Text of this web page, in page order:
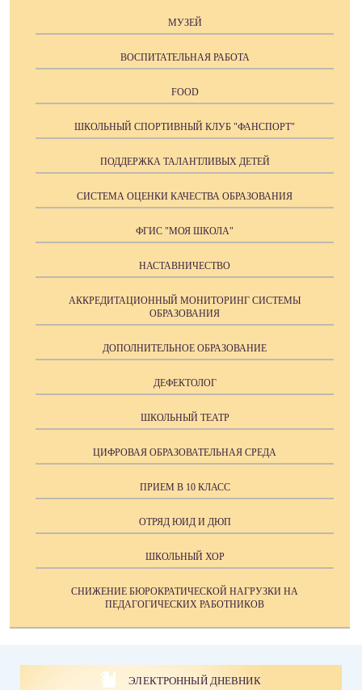
МУЗЕЙ
ВОСПИТАТЕЛЬНАЯ РАБОТА
FOOD
ШКОЛЬНЫЙ СПОРТИВНЫЙ КЛУБ "ФАНСПОРТ"
ПОДДЕРЖКА ТАЛАНТЛИВЫХ ДЕТЕЙ
СИСТЕМА ОЦЕНКИ КАЧЕСТВА ОБРАЗОВАНИЯ
ФГИС "МОЯ ШКОЛА"
НАСТАВНИЧЕСТВО
АККРЕДИТАЦИОННЫЙ МОНИТОРИНГ СИСТЕМЫ
ОБРАЗОВАНИЯ
ДОПОЛНИТЕЛЬНОЕ ОБРАЗОВАНИЕ
ДЕФЕКТОЛОГ
ШКОЛЬНЫЙ ТЕАТР
ЦИФРОВАЯ ОБРАЗОВАТЕЛЬНАЯ СРЕДА
ПРИЕМ В 10 КЛАСС
ОТРЯД ЮИД И ДЮП
ШКОЛЬНЫЙ ХОР
СНИЖЕНИЕ БЮРОКРАТИЧЕСКОЙ НАГРУЗКИ НА
ПЕДАГОГИЧЕСКИХ РАБОТНИКОВ
ЭЛЕКТРОННЫЙ ДНЕВНИК